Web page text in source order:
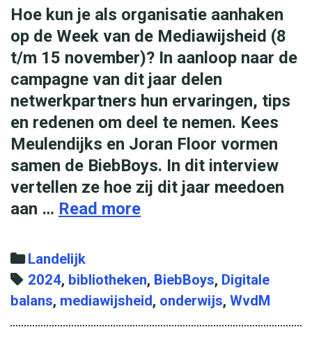
v
o
o
r
d
e
K
i
n
d
j
u
Hoe kun je als organisatie aanhaken
op de Week van de Mediawijsheid (8
t/m 15 november)? In aanloop naar de
campagne van dit jaar delen
netwerkpartners hun ervaringen, tips
en redenen om deel te nemen. Kees
Meulendijks en Joran Floor vormen
samen de BiebBoys. In dit interview
vertellen ze hoe zij dit jaar meedoen
aan … Read more
o
e
C
a
t
e
Landelijk
T
a
g
2024, bibliotheken, BiebBoys, Digitale
balans, mediawijsheid, onderwijs, WvdM